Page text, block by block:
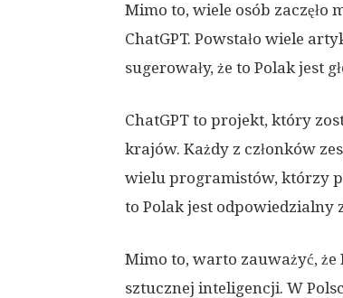
Mimo to, wiele osób zaczęło
ChatGPT. Powstało wiele
sugerowały, że to Polak jest
ChatGPT to projekt, który
krajów. Każdy z członków
wielu programistów, którzy
to Polak jest odpowiedzialny
Mimo to, warto zauważyć,
sztucznej inteligencji. W